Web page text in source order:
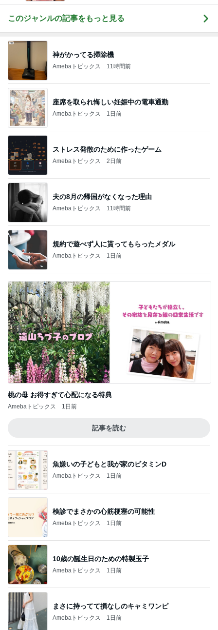
このジャンルの記事をもっと見る
神がかってる掃除機
Amebaトピックス 11時間前
座席を取られ悔しい妊娠中の電車通勤
Amebaトピックス 1日前
ストレス発散のために作ったゲーム
Amebaトピックス 2日前
夫の8月の帰国がなくなった理由
Amebaトピックス 11時間前
規約で遊べず人に貰ってもらったメダル
Amebaトピックス 1日前
桃の母 お得すぎて心配になる特典
Amebaトピックス 1日前
記事を読む
魚嫌いの子どもと我が家のビタミンD
Amebaトピックス 1日前
検診でまさかの心筋梗塞の可能性
Amebaトピックス 1日前
10歳の誕生日のための特製玉子
Amebaトピックス 1日前
まさに持ってて損なしのキャミワンピ
Amebaトピックス 1日前